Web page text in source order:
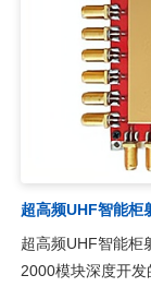
超高频UHF智能柜
超高频UHF智能柜
2000模块深度开